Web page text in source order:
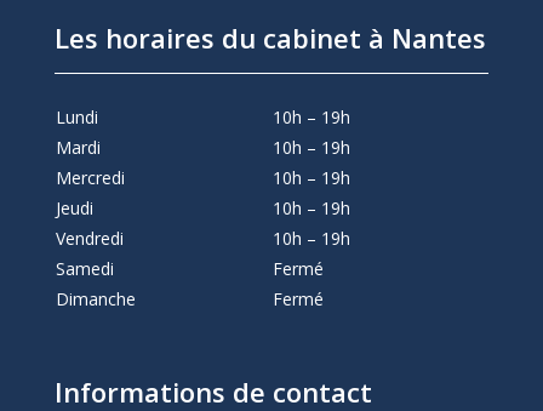
Les horaires du cabinet à Nantes
Lundi
10h – 19h
Mardi
10h – 19h
Mercredi
10h – 19h
Jeudi
10h – 19h
Vendredi
10h – 19h
Samedi
Fermé
Dimanche
Fermé
Informations de contact